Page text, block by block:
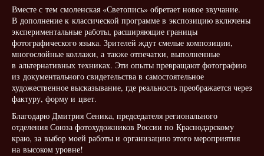
Вместе с тем смоленская «Светопись» обретает новое звучание.
В дополнение к классической программе в экспозицию включены
экспериментальные работы, расширяющие границы
фотографического языка. Зрителей ждут смелые композиции,
многослойные коллажи, а также отпечатки, выполненные
в альтернативных техниках. Эти опыты превращают фотографию
из документального свидетельства в самостоятельное
художественное высказывание, где реальность преображается через
фактуру, форму и цвет.
Благодарю Дмитрия Сеника, председателя регионального
отделения Союза фотохудожников России по Краснодарскому
краю, за выбор моей работы и организацию этого мероприятия
на высоком уровне!